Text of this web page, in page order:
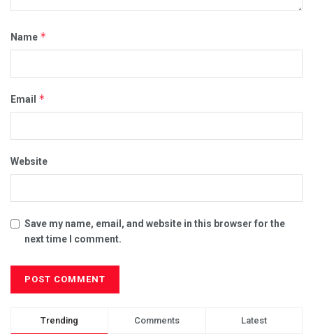
Name *
Email *
Website
Save my name, email, and website in this browser for the
next time I comment.
Trending Comments Latest